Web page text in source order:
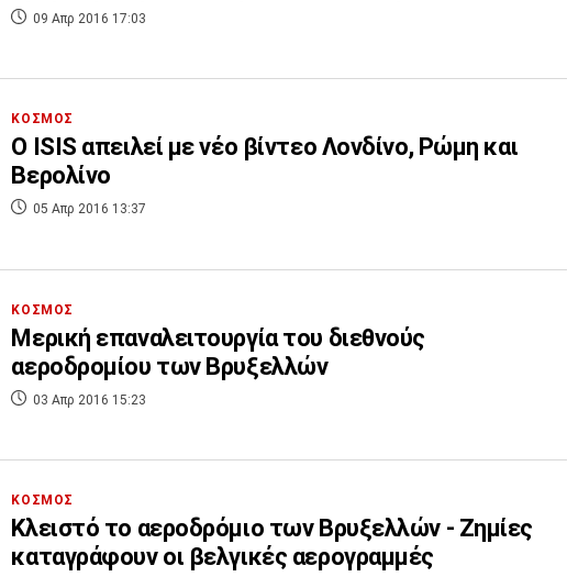
09 Απρ 2016 17:03
ΚΟΣΜΟΣ
Ο ISIS απειλεί με νέο βίντεο Λονδίνο, Ρώμη και
Βερολίνο
05 Απρ 2016 13:37
ΚΟΣΜΟΣ
Μερική επαναλειτουργία του διεθνούς
αεροδρομίου των Βρυξελλών
03 Απρ 2016 15:23
ΚΟΣΜΟΣ
Κλειστό το αεροδρόμιο των Βρυξελλών - Ζημίες
καταγράφουν οι βελγικές αερογραμμές